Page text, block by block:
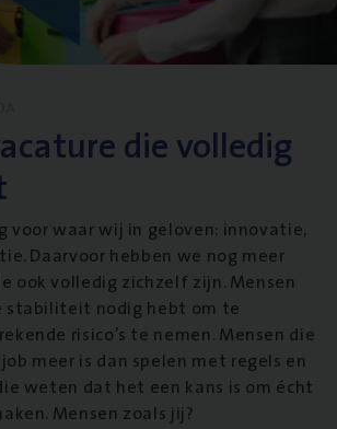
die volledig
voor waar wij in geloven: innovatie,
Daarvoor hebben we nog meer
ook volledig zichzelf zijn. Mensen
stabiliteit nodig hebt om te
risico’s te nemen. Mensen die
meer is dan spelen met regels en
weten dat het een kans is om écht
Mensen zoals jij?